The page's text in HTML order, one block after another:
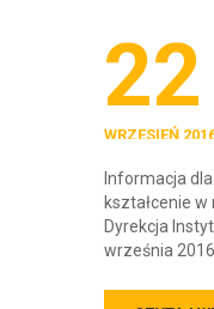
22
WRZESIEŃ
Informacja
kształcenie
Dyrekcja
września